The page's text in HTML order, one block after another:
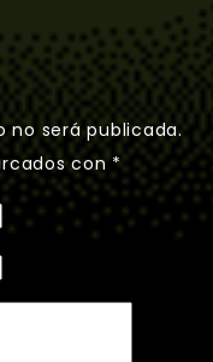
no será publicada.
con*